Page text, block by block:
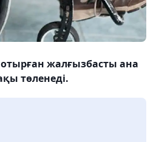
отырған жалғызбасты ана
төленеді.